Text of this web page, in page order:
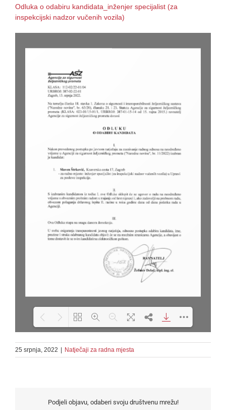
Odluka o odabiru kandidata_inženjer specijalist (za
inspekcijski nadzor vučenih vozila)
Loading PDF 100% ...
25 srpnja, 2022 Natječaji za radna mjesta
Podjeli objavu, odaberi svoju društvenu mrežu!